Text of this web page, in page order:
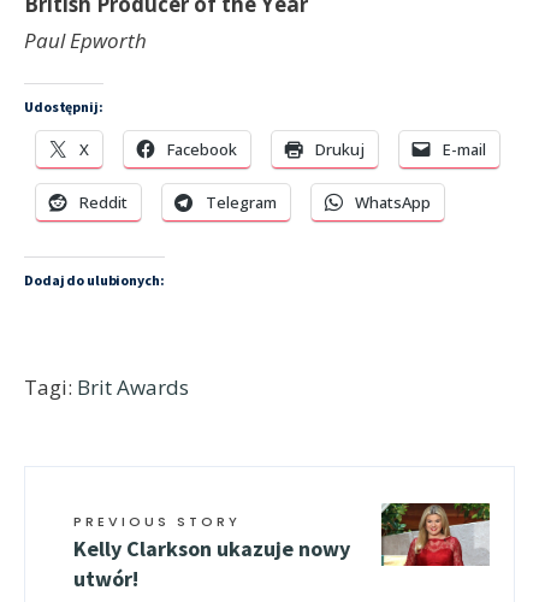
Paul Epworth
Udostępnij:
X Facebook Drukuj E-mail
Reddit Telegram WhatsApp
Dodaj do ulubionych:
Tagi: Brit Awards
PREVIOUS STORY
Kelly Clarkson ukazuje nowy
utwór!